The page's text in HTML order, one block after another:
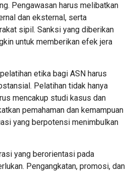
Pengawasan harus melibatkan
dan eksternal, serta
sipil. Sanksi yang diberikan
untuk memberikan efek jera
etika bagi ASN harus
Pelatihan tidak hanya
mencakup studi kasus dan
pemahaman dan kemampuan
yang berpotensi menimbulkan
yang berorientasi pada
Pengangkatan, promosi, dan